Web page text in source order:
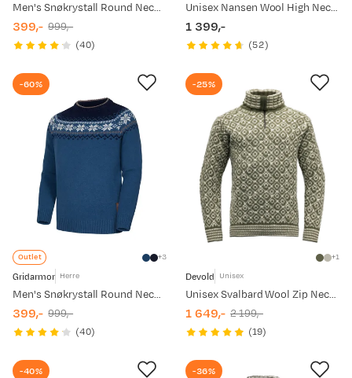
Men's Snøkrystall Round Neck Ullgenser Navy/White/Red
discounted
price
399,-
original
price
999,-
(40)
Unisex Nansen Wool High Neck Grey Melange
price
1 399,-
(52)
Outlet 3
Gridarmor Herre
Men's Snøkrystall Round Neck Ullgenser Blue/White/Navy
-60%
discounted
price
399,-
original
price
999,-
(40)
1
Devold Unisex
Unisex Svalbard Wool Zip Neck Olive/Offwhite
-25%
discounted
price
1 649,-
original
price
2 199,-
(19)
-40% -36%